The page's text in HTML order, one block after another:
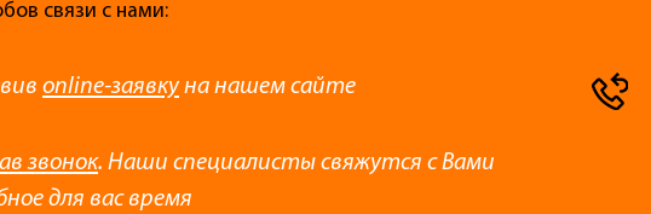
связи с нами:
online-заявкуна нашем сайте
звонок. Наши специалисты свяжутся с Вами
для вас время